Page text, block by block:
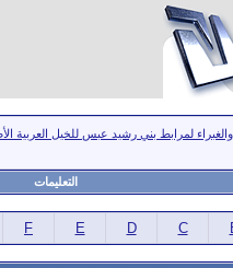
لمرابط بني رشيد عبس للخيل العربية
التعليمات
C
D
E
F